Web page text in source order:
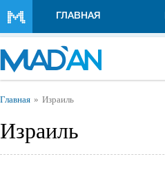
ГЛАВНАЯ
Вы здесь
Главная Израиль
Израиль